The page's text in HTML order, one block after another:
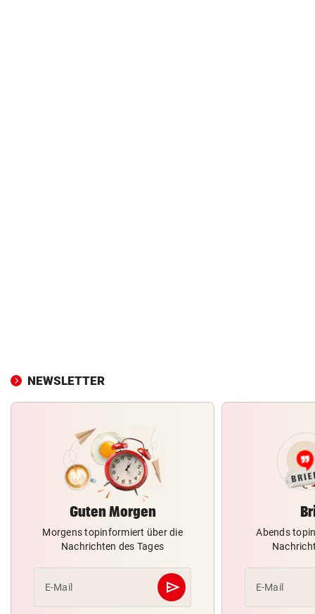
NEWSLETTER
Guten Morgen
Morgens topinformiert über die
Nachrichten des Tages
E-Mail send
Abschicken
Abends
E-Mail